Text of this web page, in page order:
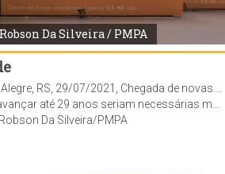
Da Silveira / PMPA
mais 14.125 doses de imunizantes. Para chegar a essa faixa etária, a prefeitura aguarda a chegada de novas entregas de vacinas. Porto Alegre é a primeira capital do país a atingir a marca de um em cada três habitantes com imunização completa.
Da Silveira/PMPA